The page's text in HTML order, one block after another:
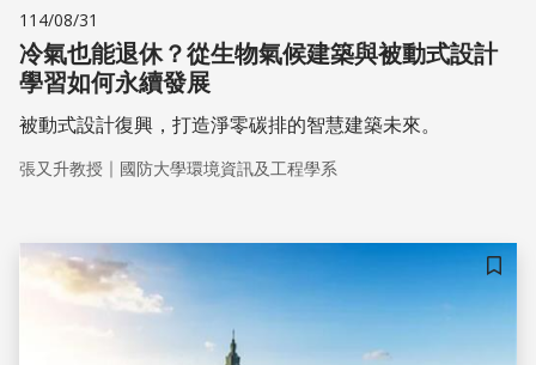
114/08/31
冷氣也能退休？從生物氣候建築與被動式設計
學習如何永續發展
被動式設計復興，打造淨零碳排的智慧建築未來。
張又升教授 ｜ 國防大學環境資訊及工程學系
儲存